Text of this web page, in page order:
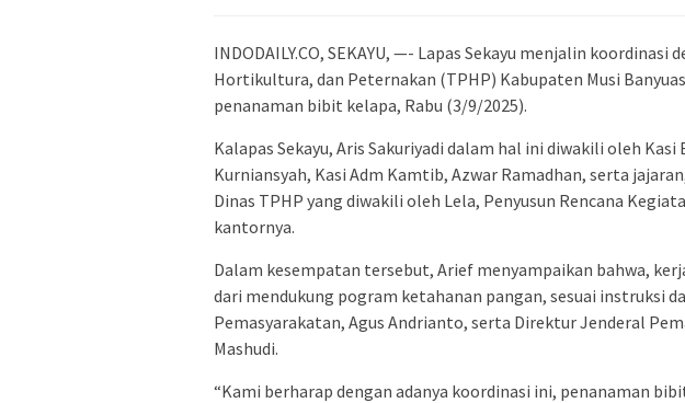
INDODAILY.CO, SEKAYU, —- Lapas Sekayu menjalin koordinasi
Hortikultura, dan Peternakan (TPHP) Kabupaten Musi
penanaman bibit kelapa, Rabu (3/9/2025).
Kalapas Sekayu, Aris Sakuriyadi dalam hal ini diwakili oleh
Kurniansyah, Kasi Adm Kamtib, Azwar Ramadhan, serta
Dinas TPHP yang diwakili oleh Lela, Penyusun Rencana
kantornya.
Dalam kesempatan tersebut, Arief menyampaikan bahwa,
dari mendukung pogram ketahanan pangan, sesuai instruksi
Pemasyarakatan, Agus Andrianto, serta Direktur Jenderal
Mashudi.
“Kami berharap dengan adanya koordinasi ini, penanaman